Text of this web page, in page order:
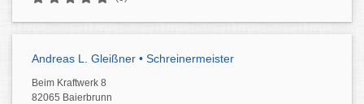
Andreas L. Gleißner • Schreinermeister
Beim Kraftwerk 8
82065 Baierbrunn